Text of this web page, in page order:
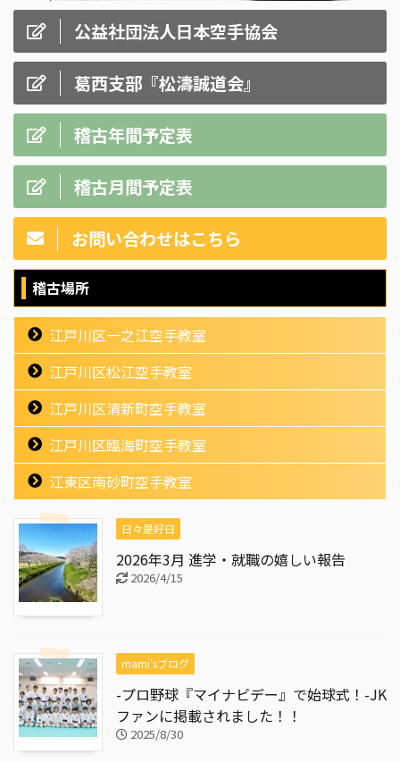
公益社団法人日本空手協会
葛西支部『松濤誠道会』
稽古年間予定表
稽古月間予定表
お問い合わせはこちら
稽古場所
江戸川区一之江空手教室
江戸川区松江空手教室
江戸川区清新町空手教室
江戸川区臨海町空手教室
江東区南砂町空手教室
日々是好日
2026年3月 進学・就職の嬉しい報告
2026/4/15
mami'sブログ
-プロ野球『マイナビデー』で始球式！-JK
ファンに掲載されました！！
2025/8/30